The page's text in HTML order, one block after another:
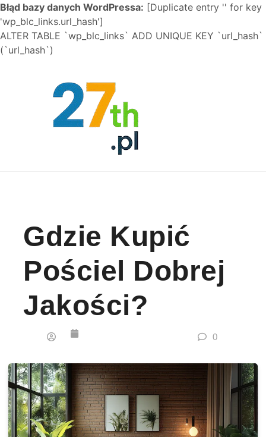
Błąd bazy danych WordPressa: [Duplicate entry '' for key
'wp_blc_links.url_hash']
ALTER TABLE `wp_blc_links` ADD UNIQUE KEY `url_hash`
(`url_hash`)
Gdzie Kupić
Pościel Dobrej
Jakości?
0